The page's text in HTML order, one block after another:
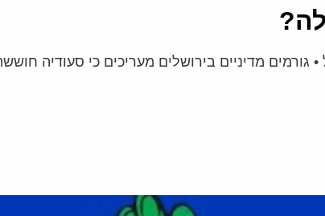
גורמים מדיניים בירושלים מעריכים כי סעודיה